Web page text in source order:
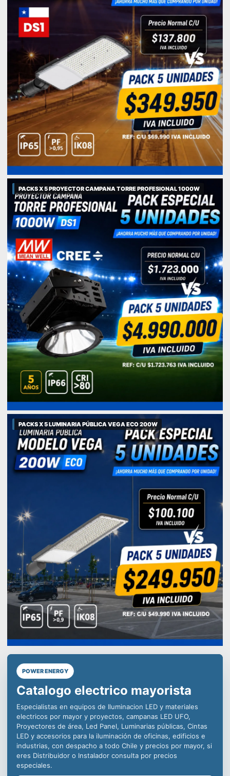
PACKS X 5 PROYECTOR CAMPANA TORRE PROFESIONAL 1000W
PACKS X 5 LUMINARIA PÚBLICA VEGA ECO 200W
POWER ENERGY
Líderes en equipos de
iluminación LED para la
industria, decenas de
distribuidores en todo Chile
para ofrecer productos de
calidad incomparable.
Somos especialistas en equipos de iluminación comercial,